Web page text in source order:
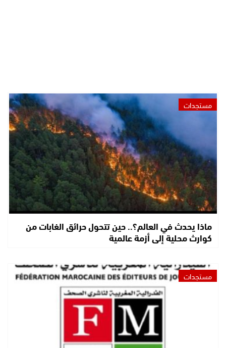
مستجدات
ماذا يحدث في العالم؟.. حين تتحول حرائق الغابات من
كوارث محلية إلى أزمة عالمية
مستجدات